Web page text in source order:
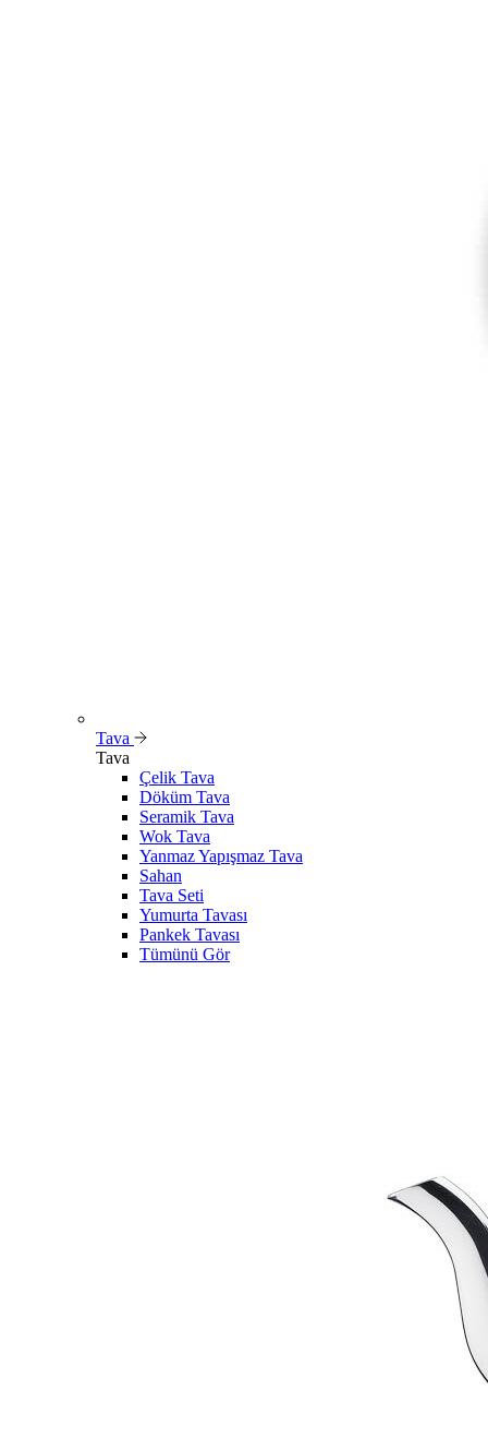
Tava
Tava
Çelik Tava
Döküm Tava
Seramik Tava
Wok Tava
Yanmaz Yapışmaz Tava
Sahan
Tava Seti
Yumurta Tavası
Pankek Tavası
Tümünü Gör